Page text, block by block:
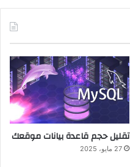
تقليل حجم قاعدة بيانات موقعك
27 مايو، 2025